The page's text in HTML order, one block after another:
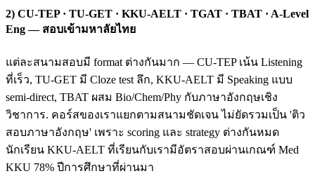
2) CU-TEP · TU-GET · KKU-AELT · TGAT · TBAT · A-Level
Eng — สอบเข้ามหาลัยไทย
แต่ละสนามสอบมี format ต่างกันมาก — CU-TEP เน้น Listening
ที่เร็ว, TU-GET มี Cloze test ลึก, KKU-AELT มี Speaking แบบ
semi-direct, TBAT ผสม Bio/Chem/Phy กับภาษาอังกฤษเชิง
วิชาการ. คอร์สของเราแยกตามสนามชัดเจน ไม่ยัดรวมเป็น 'ติว
สอบภาษาอังกฤษ' เพราะ scoring และ strategy ต่างกันหมด
นักเรียน KKU-AELT ที่เรียนกับเรามีอัตราสอบผ่านเกณฑ์ Med
KKU 78% ปีการศึกษาที่ผ่านมา